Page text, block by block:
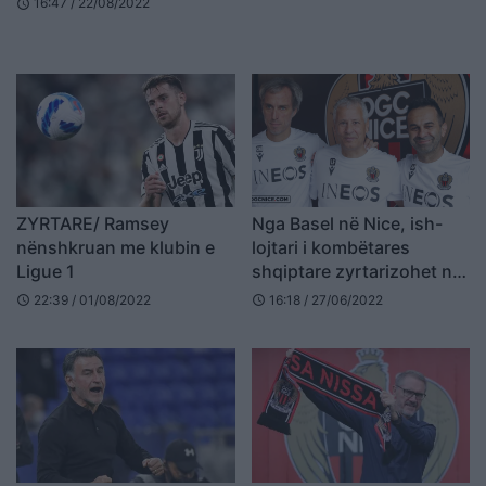
schedule
ZYRTARE/ Ramsey
nënshkruan me klubin e
Ligue 1
schedule 22:39 / 01/08/2022
Nga Basel në Nice, ish-
lojtari i kombëtares
shqiptare zyrtarizohet në
Francë
schedule 16:18 / 27/06/2022